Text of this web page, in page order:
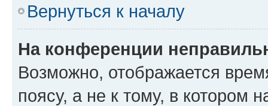
Вернуться к началу
На конференции
Возможно, отображается
поясу, а не к тому, в котором